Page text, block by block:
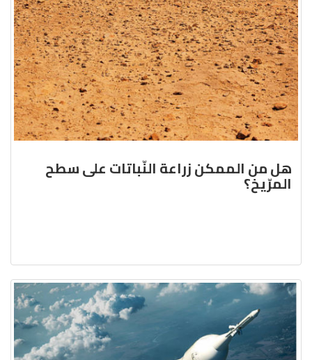
هل من الممكن زراعة النّباتات على سطح
المرّيخ؟